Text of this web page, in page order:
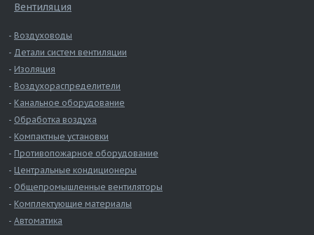
Вентиляция
Воздуховоды
Детали систем вентиляции
Изоляция
Воздухораспределители
Канальное оборудование
Обработка воздуха
Компактные установки
Противопожарное оборудование
Центральные кондиционеры
Общепромышленные вентиляторы
Комплектующие материалы
Автоматика